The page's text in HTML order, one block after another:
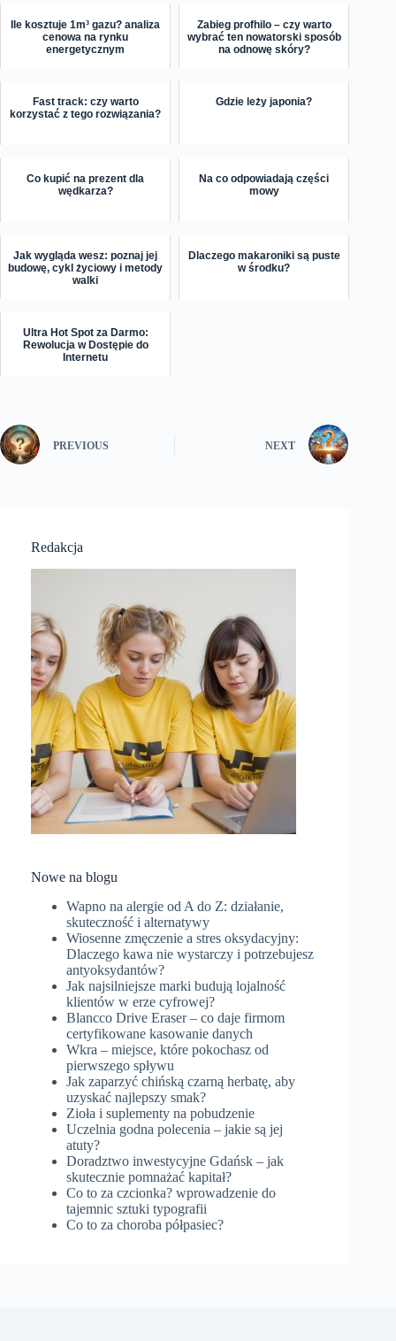
Ile kosztuje 1m³ gazu? analiza
cenowa na rynku
energetycznym
Zabieg profhilo – czy warto
wybrać ten nowatorski sposób
na odnowę skóry?
Fast track: czy warto
korzystać z tego rozwiązania?
Gdzie leży japonia?
Co kupić na prezent dla
wędkarza?
Na co odpowiadają części
mowy
Jak wygląda wesz: poznaj jej
budowę, cykl życiowy i metody
walki
Dlaczego makaroniki są puste
w środku?
Ultra Hot Spot za Darmo:
Rewolucja w Dostępie do
Internetu
PREVIOUS NEXT
Redakcja
Nowe na blogu
Wapno na alergie od A do Z: działanie,
skuteczność i alternatywy
Wiosenne zmęczenie a stres oksydacyjny:
Dlaczego kawa nie wystarczy i potrzebujesz
antyoksydantów?
Jak najsilniejsze marki budują lojalność
klientów w erze cyfrowej?
Blancco Drive Eraser – co daje firmom
certyfikowane kasowanie danych
Wkra – miejsce, które pokochasz od
pierwszego spływu
Jak zaparzyć chińską czarną herbatę, aby
uzyskać najlepszy smak?
Zioła i suplementy na pobudzenie
Uczelnia godna polecenia – jakie są jej
atuty?
Doradztwo inwestycyjne Gdańsk – jak
skutecznie pomnażać kapitał?
Co to za czcionka? wprowadzenie do
tajemnic sztuki typografii
Co to za choroba półpasiec?